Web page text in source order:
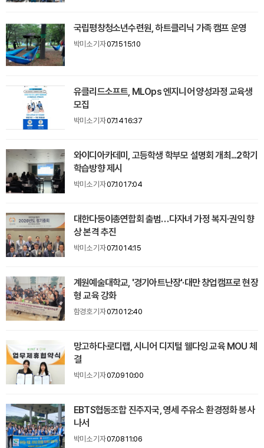
국립평창청소년수련원, 하트클리닉 가족 캠프 운영
박미소 기자07.15 15:10
유클리드소프트, MLOps 엔지니어 양성과정 교육생
모집
박미소 기자07.14 16:37
와이디아카데미, 고등학생 학부모 설명회 개최...2학기
학습방향 제시
박미소 기자07.10 17:04
대한다둥이총연합회 출범…다자녀 가정 복지·권익 향
상 본격 추진
박미소 기자07.10 14:15
계원예술대학교, '경기아트난장'·대만 창업캠프로 현장
형 교육 강화
함경호 기자07.10 12:40
망고하다·로디랩, 시니어 디지털 웰다잉 교육 MOU 체
결
박미소 기자07.09 10:00
EBTS협동조합 진주지국, 영세 주유소 환경정화 봉사
나서
박미소 기자07.08 11:06